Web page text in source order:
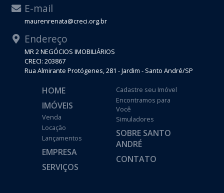
E-mail
maurenrenata@creci.org.br
Endereço
MR 2 NEGÓCIOS IMOBILIÁRIOS
CRECI: 203867
Rua Almirante Protógenes, 281 - Jardim - Santo André/SP
HOME
IMÓVEIS
Venda
Locação
Lançamentos
EMPRESA
SERVIÇOS
Cadastre seu Imóvel
Encontramos para
Você
Simuladores
SOBRE SANTO
ANDRÉ
CONTATO